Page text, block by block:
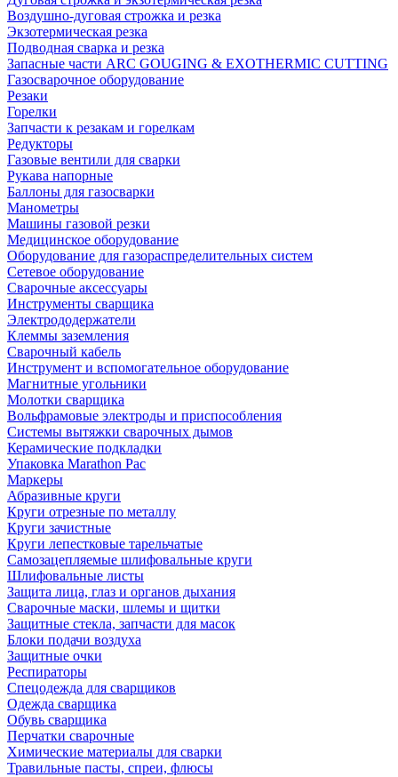
Воздушно-дуговая строжка и резка
Экзотермическая резка
Подводная сварка и резка
Запасные части ARC GOUGING & EXOTHERMIC CUTTING
Газосварочное оборудование
Резаки
Горелки
Запчасти к резакам и горелкам
Редукторы
Газовые вентили для сварки
Рукава напорные
Баллоны для газосварки
Манометры
Машины газовой резки
Медицинское оборудование
Оборудование для газораспределительных систем
Сетевое оборудование
Сварочные аксессуары
Инструменты сварщика
Электрододержатели
Клеммы заземления
Сварочный кабель
Инструмент и вспомогательное оборудование
Магнитные угольники
Молотки сварщика
Вольфрамовые электроды и приспособления
Системы вытяжки сварочных дымов
Керамические подкладки
Упаковка Marathon Pac
Маркеры
Абразивные круги
Круги отрезные по металлу
Круги зачистные
Круги лепестковые тарельчатые
Самозацепляемые шлифовальные круги
Шлифовальные листы
Защита лица, глаз и органов дыхания
Сварочные маски, шлемы и щитки
Защитные стекла, запчасти для масок
Блоки подачи воздуха
Защитные очки
Респираторы
Спецодежда для сварщиков
Одежда сварщика
Обувь сварщика
Перчатки сварочные
Химические материалы для сварки
Травильные пасты, спреи, флюсы